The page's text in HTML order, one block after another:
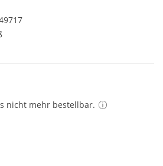
nicht mehr bestellbar.